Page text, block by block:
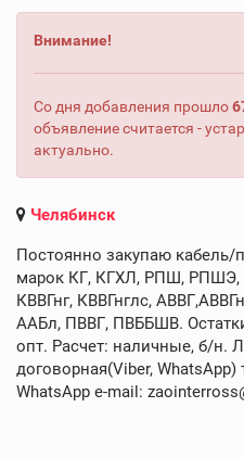
Внимание!
Со дня добавления прошло
объявление считается -
актуально.
Челябинск
Постоянно закупаю кабель/
марок КГ, КГХЛ, РПШ, РПШЭ,
КВВГнг, КВВГнглс,
ААБл, ПВВГ, ПВББШВ.
опт. Расчет: наличные, б/н.
договорная(Viber, WhatsApp)
WhatsApp e-mail: